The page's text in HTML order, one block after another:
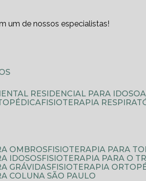
um de nossos especialistas!
RESIDENCIAL PARA IDOSO
FISIOTERAPIA
OMBROS
FISIOTERAPIA PARA
IDOSOS
FISIOTERAPIA PARA O
GRÁVIDAS
FISIOTERAPIA
COLUNA SÃO PAULO